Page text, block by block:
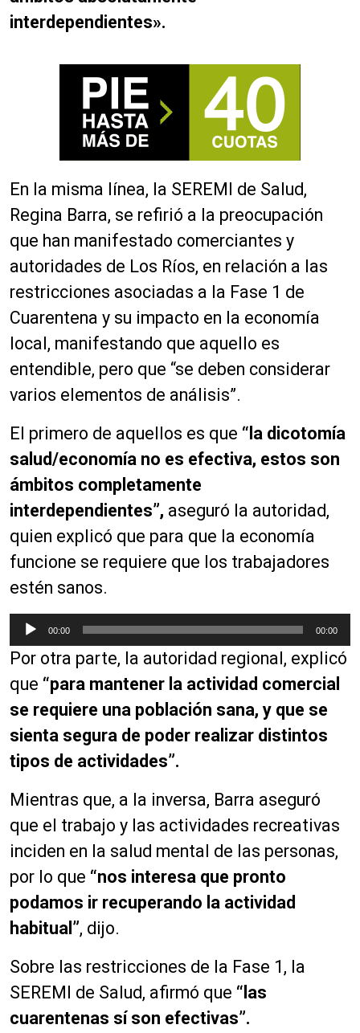
interdependientes».
En la misma línea, la SEREMI de Salud,
Regina Barra, se refirió a la preocupación
que han manifestado comerciantes y
autoridades de Los Ríos, en relación a las
restricciones asociadas a la Fase 1 de
Cuarentena y su impacto en la economía
local, manifestando que aquello es
entendible, pero que “se deben considerar
varios elementos de análisis”.
El primero de aquellos es que “la dicotomía
salud/economía no es efectiva, estos son
ámbitos completamente
interdependientes”, aseguró la autoridad,
quien explicó que para que la economía
funcione se requiere que los trabajadores
estén sanos.
e
p
r
d
u
c
o
d
e
a
u
d
i
00:00 00:00
Por otra parte, la autoridad regional, explicó
que “para mantener la actividad comercial
se requiere una población sana, y que se
sienta segura de poder realizar distintos
tipos de actividades”.
Mientras que, a la inversa, Barra aseguró
que el trabajo y las actividades recreativas
inciden en la salud mental de las personas,
por lo que “nos interesa que pronto
podamos ir recuperando la actividad
habitual”, dijo.
Sobre las restricciones de la Fase 1, la
SEREMI de Salud, afirmó que “las
cuarentenas sí son efectivas”.